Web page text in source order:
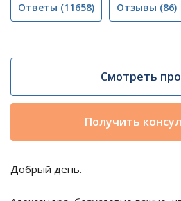
Ответы (11658) Отзывы (86)
Смотреть
Получить
Добрый день.